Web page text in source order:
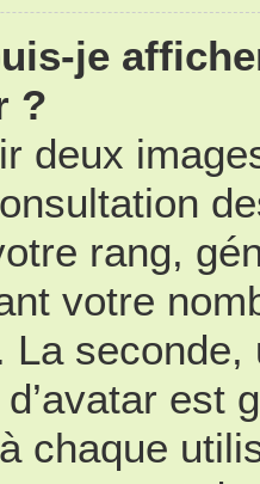
je
?
deux
rang,
votre
La
est
chaque